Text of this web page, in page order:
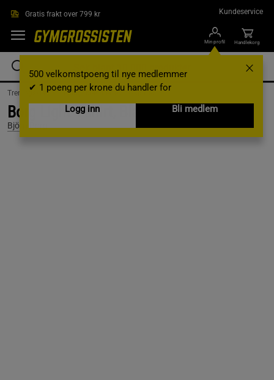
Gratis frakt over 799 kr Kundeservice
Min profil
500 velkomstpoeng til nye medlemmer
✔ 1 poeng per krone du handler for
Logg inn
Bli medlem
Handlekorg
Treningsklær / Treningsklær herre / T-skjorter
Borg Light T-shirt, Black Beauty, L
Björn Borg